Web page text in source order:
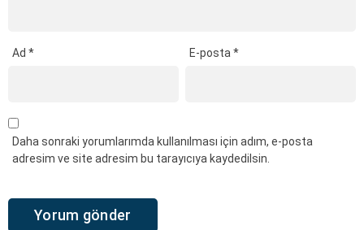
Ad * E-posta*
Daha sonraki yorumlarımda kullanılması için adım, e-posta
adresim ve site adresim bu tarayıcıya kaydedilsin.